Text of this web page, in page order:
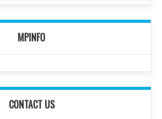
MPINFO
CONTACT US